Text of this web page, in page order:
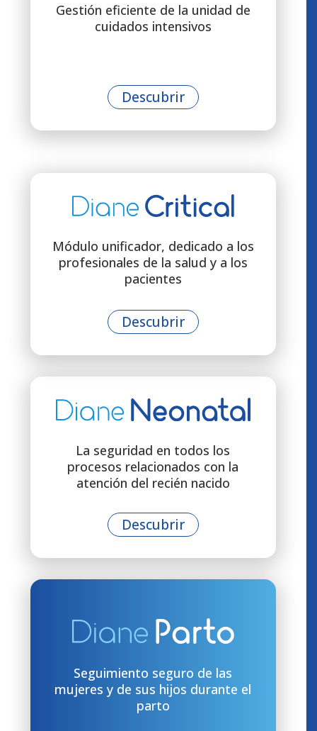
Gestión eficiente de la unidad de
cuidados intensivos
Descubrir
Módulo unificador, dedicado a los
profesionales de la salud y a los
pacientes
Descubrir
La seguridad en todos los
procesos relacionados con la
atención del recién nacido
Descubrir
Seguimiento seguro de las
mujeres y de sus hijos durante el
parto